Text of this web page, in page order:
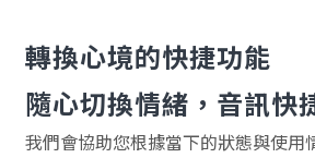
轉換心境的快捷功能
隨心切換情緒，音訊快
我們會協助您根據當下的狀態與使用